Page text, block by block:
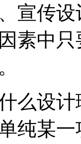
宣传
素中
么设
纯某